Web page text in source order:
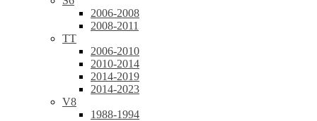
2006-2008
2008-2011
TT
2006-2010
2010-2014
2014-2019
2014-2023
V8
1988-1994